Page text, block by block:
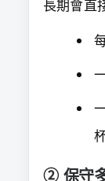
長期會直
② 保守